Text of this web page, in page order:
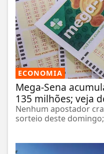
ECONOMIA
Mega-Sena
135 milhões; veja
Nenhum apostador
sorteio deste